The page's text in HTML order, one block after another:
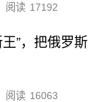
阅读 17192
”，把俄罗斯
阅读 16063